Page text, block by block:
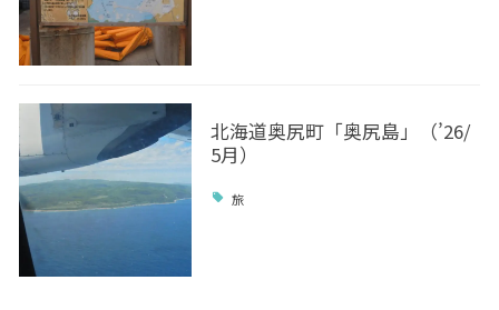
北海道奥尻町「奥尻島」（’26/
5月）
旅